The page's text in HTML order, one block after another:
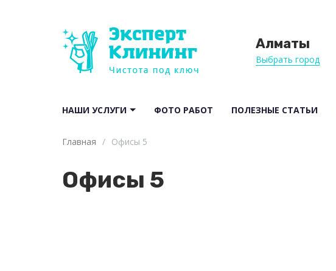
Алматы
Выбрать город
НАШИ УСЛУГИ ФОТО РАБОТ ПОЛЕЗНЫЕ СТАТЬИ
Главная / Офисы 5
Офисы 5